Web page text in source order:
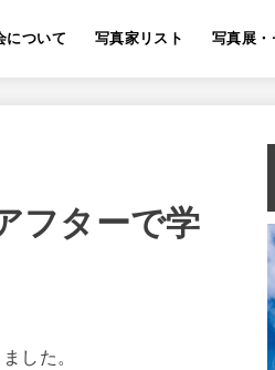
について 写真家リスト 写真展・
フターで学
した。